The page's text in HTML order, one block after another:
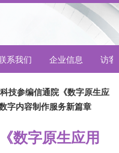
系我们 企业信息 访客
技参编信通院《数字原生应
字内容制作服务新篇章
数字原生应用